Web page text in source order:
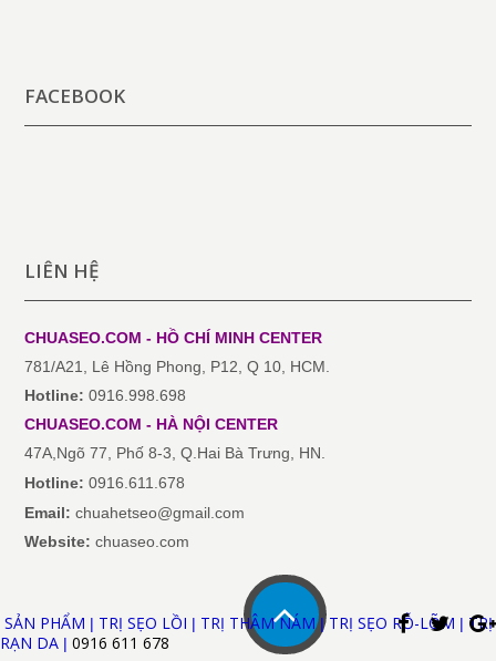
FACEBOOK
LIÊN HỆ
CHUASEO.COM - HỒ CHÍ MINHCENTER
781/A21, Lê Hồng Phong, P12, Q 10, HCM.
Hotline: 0916.998.698
CHUASEO.COM - HÀ NỘICENTER
47A,Ngõ 77, Phố 8-3, Q.Hai Bà Trưng, HN.
Hotline: 0916.611.678
Email:chuahetseo@gmail.com
Website: chuaseo.com
SẢN PHẨM | TRỊ SẸO LỒI | TRỊ THÂM NÁM|TRỊ SẸO RỖ-LÕM | TRỊ
RẠN DA | 0916 611 678